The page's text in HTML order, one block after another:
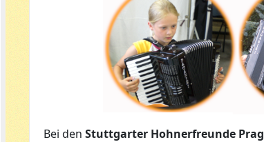
Bei den Stuttgarter Hohnerfreunde Prag